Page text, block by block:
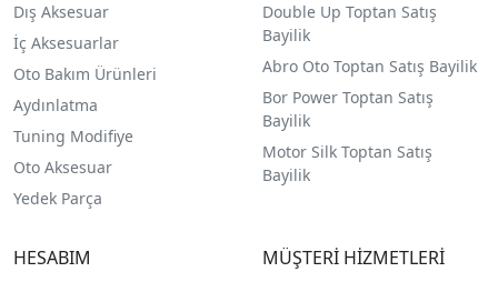
Dış Aksesuar
İç Aksesuarlar
Oto Bakım Ürünleri
Aydınlatma
Tuning Modifiye
Oto Aksesuar
Yedek Parça
Double Up Toptan Satış
Bayilik
Abro Oto Toptan Satış Bayilik
Bor Power Toptan Satış
Bayilik
Motor Silk Toptan Satış
Bayilik
HESABIM MÜŞTERİ HİZMETLERİ